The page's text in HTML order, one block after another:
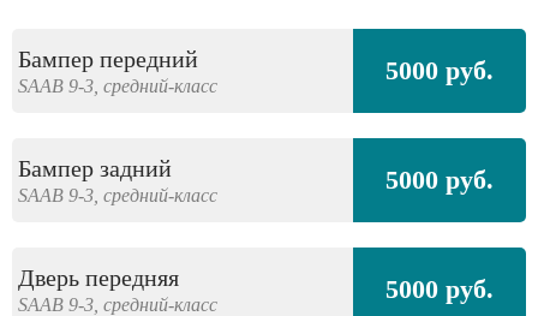
Бампер передний
SAAB 9-3, средний-класс 5000 руб.
Бампер задний
SAAB 9-3, средний-класс 5000 руб.
Дверь передняя
SAAB 9-3, средний-класс 5000 руб.